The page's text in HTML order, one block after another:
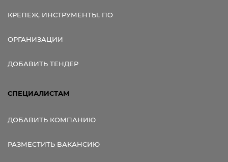
КРЕПЕЖ, ИНСТРУМЕНТЫ, ПО
ОРГАНИЗАЦИИ
ДОБАВИТЬ ТЕНДЕР
СПЕЦИАЛИСТАМ
ДОБАВИТЬ КОМПАНИЮ
РАЗМЕСТИТЬ ВАКАНСИЮ